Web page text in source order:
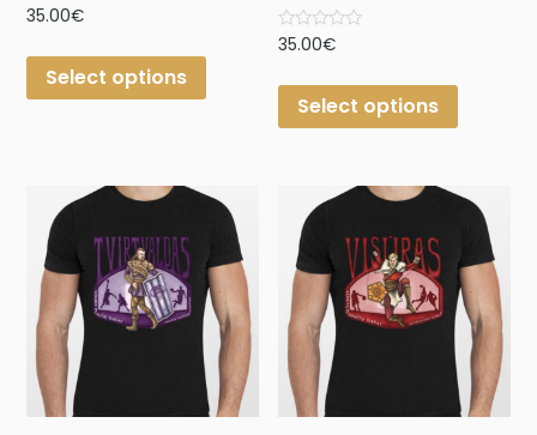
Rated
of
35.00€
Select options
Rated
of
35.00€
Select options